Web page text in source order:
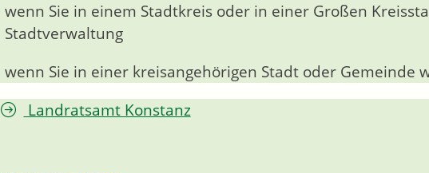
wenn Sie in einem Stadtkreis oder in einer Großen
Stadtverwaltung
wenn Sie in einer kreisangehörigen Stadt oder Gemeinde
Landratsamt Konstanz